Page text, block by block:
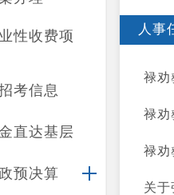
性收费项
考信息
直达基层
预决算
人事
禄劝
禄劝
禄劝
关